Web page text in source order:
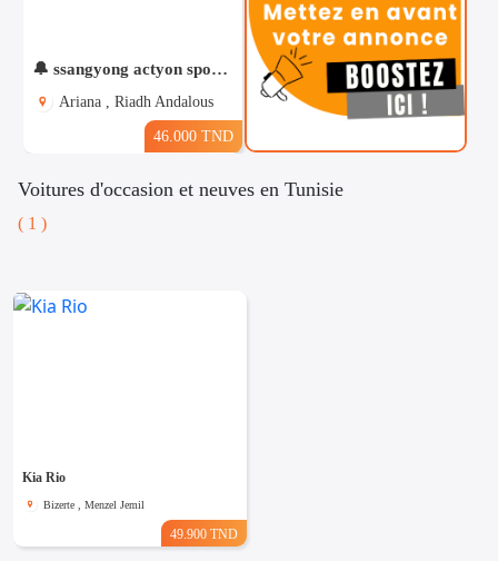
🔔 ssangyong actyon sports 4wd
Ariana , Riadh Andalous
46.000 TND
Voitures d'occasion et neuves en Tunisie
( 1 )
Kia Rio
Bizerte , Menzel Jemil
49.900 TND